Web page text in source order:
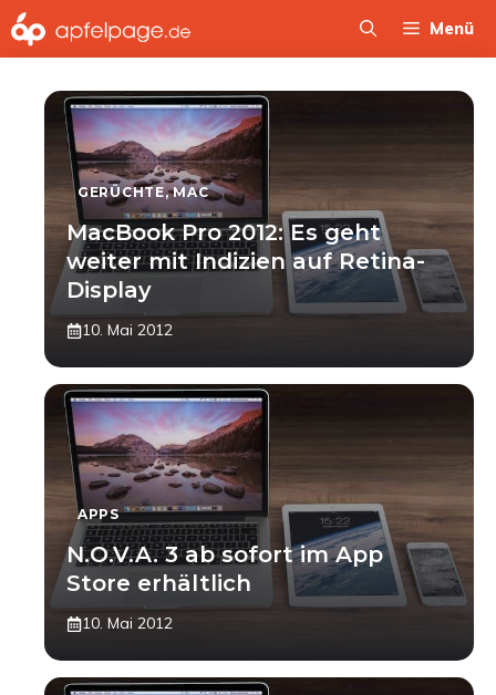
Zum
Inhalt
Menü
GERÜCHTE,MAC
MacBook Pro 2012: Es geht
weiter mit Indizien auf Retina-
Display
10. Mai 2012
APPS
N.O.V.A. 3 ab sofort im App
Store erhältlich
10. Mai 2012